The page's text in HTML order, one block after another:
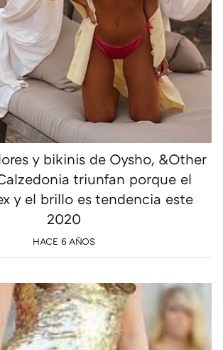
y bikinis de Oysho, &Other
triunfan porque el
y el brillo es tendencia este
2020
HACE 6 AÑOS